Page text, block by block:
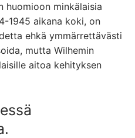
huomioon minkälaisia
1945 aikana koki, on
ehkä ymmärrettävästi
mutta Wilhemin
aitoa kehityksen